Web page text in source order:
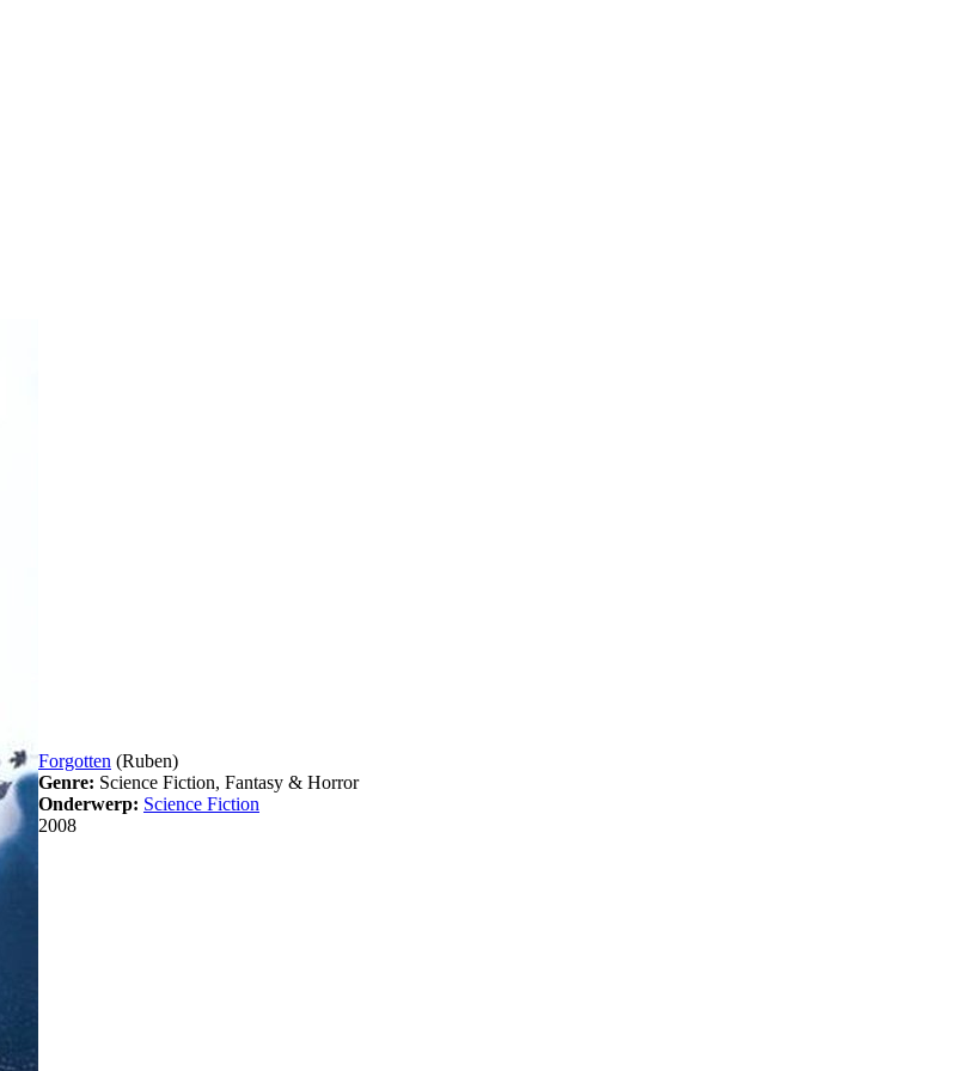
Forgotten (Ruben)
Genre: Science Fiction, Fantasy & Horror
Onderwerp: Science Fiction
2008